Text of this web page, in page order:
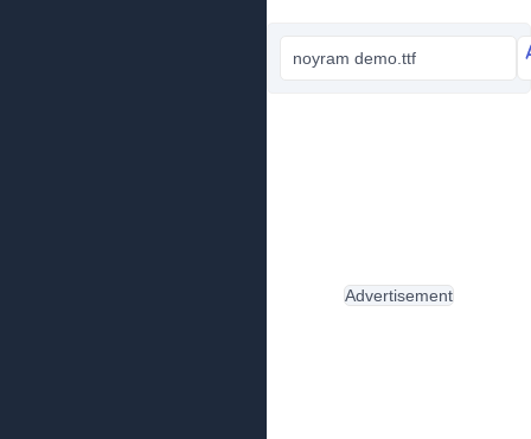
noyram demo.ttf
Advertisement